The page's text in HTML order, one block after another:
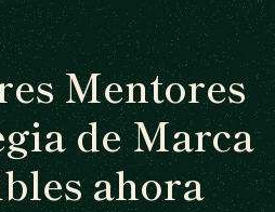
Mentores
de Marca
ahora